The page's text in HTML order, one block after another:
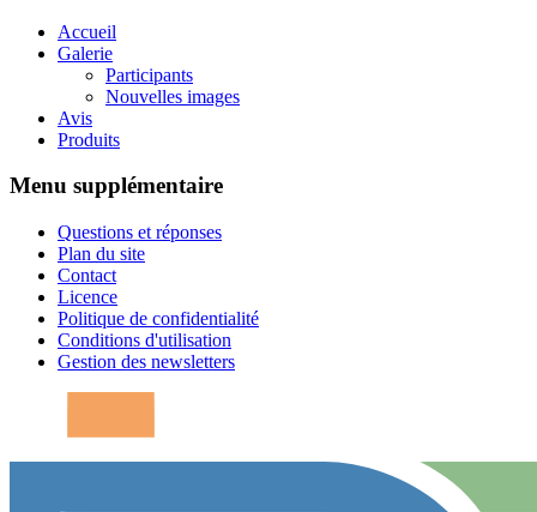
Accueil
Galerie
Participants
Nouvelles images
Avis
Produits
Menu supplémentaire
Questions et réponses
Plan du site
Contact
Licence
Politique de confidentialité
Conditions d'utilisation
Gestion des newsletters